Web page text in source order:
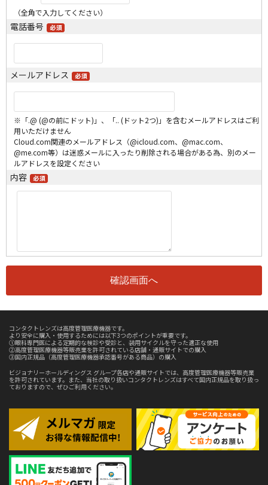
（全角で入力してください）
電話番号
メールアドレス
※「.@ (@の前にドット)」、「.. (ドット2つ)」を含むメールアドレスはご利
用いただけません
Cloud.com関連のメールアドレス（@icloud.com、@mac.com、
@me.com等）は迷惑メールに入ったり削除される場合がある為、別のメー
ルアドレスを設定ください
内容
コンタクトレンズは高度管理医療機器です。
より安全に購入・使用するためには以下3つのポイントが重要です。
①眼科専門医による定期的な検診や受診と、装用サイクルを守った適正な使用
②高度管理医療機器等販売業を許可されている店舗・通販サイトでの購入
③国内正規品（高度管理医療機器承認番号がある商品）の購入
ビジョナリーホールディングス グループ各店や通販サイトでは、高度管理医療機器等販売業
を許可されています。また、当社の取り扱いコンタクトレンズはすべて国内正規品を取り扱っ
ておりますので、ぜひご利用ください。